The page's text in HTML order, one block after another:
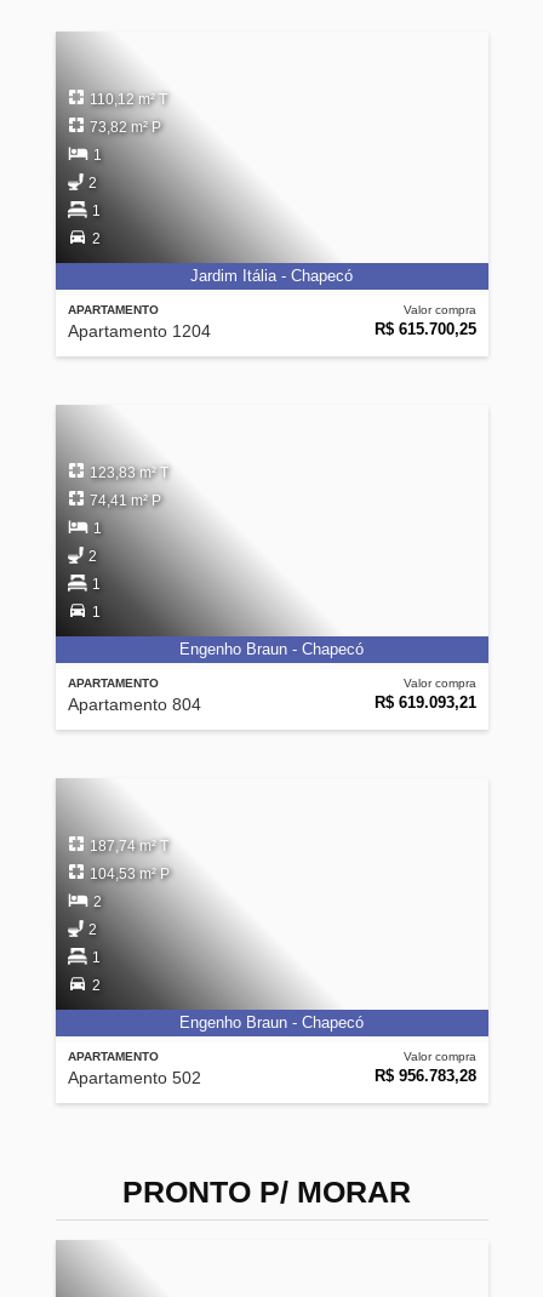
APARTAMENTO
Apartamento 1204
Valor compra
R$ 615.700,25
110,12 m² T
73,82 m² P
1
2
1
2
Jardim Itália - Chapecó
APARTAMENTO
Apartamento 804
Valor compra
R$ 619.093,21
123,83 m² T
74,41 m² P
1
2
1
1
Engenho Braun - Chapecó
APARTAMENTO
Apartamento 502
Valor compra
R$ 956.783,28
187,74 m² T
104,53 m² P
2
2
1
2
Engenho Braun - Chapecó
PRONTO P/ MORAR